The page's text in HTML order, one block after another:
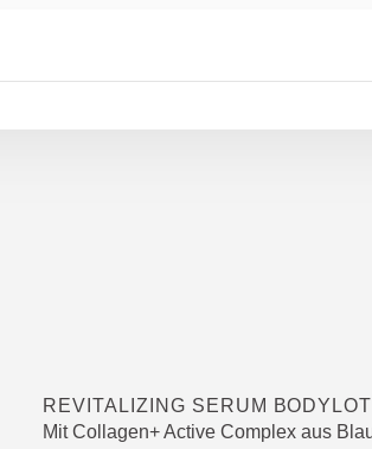
REVITALIZING SERUM
Mit Collagen+ Active Complex aus